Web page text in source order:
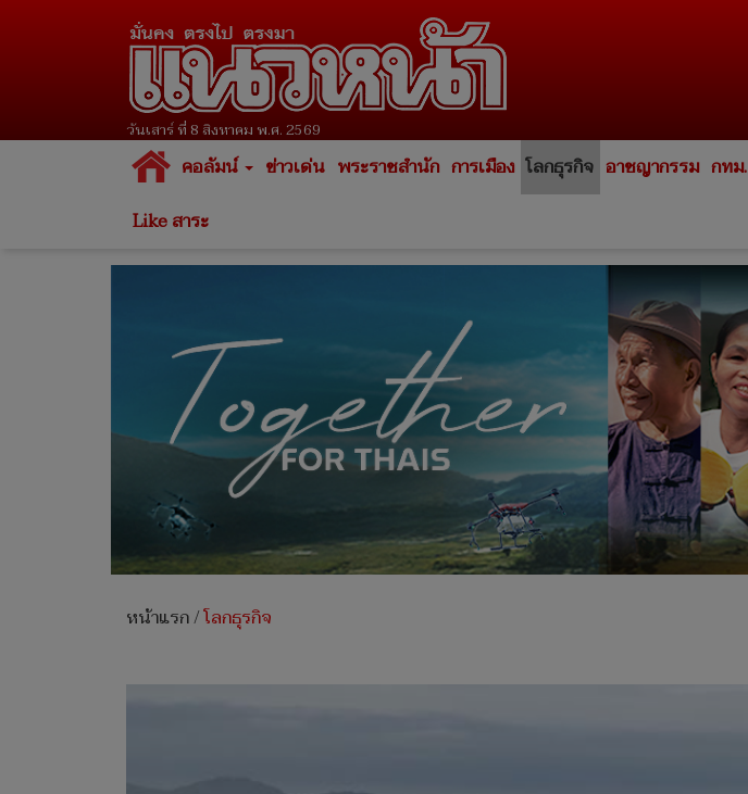
วันเสาร์ ที่ 8 สิงหาคม พ.ศ. 2569
คอลัมน์ ข่าวเด่น พระราชสำนัก การเมือง โลกธุรกิจ อาชญากรรม กทม.
Like สาระ
หน้าแรก/โลกธุรกิจ